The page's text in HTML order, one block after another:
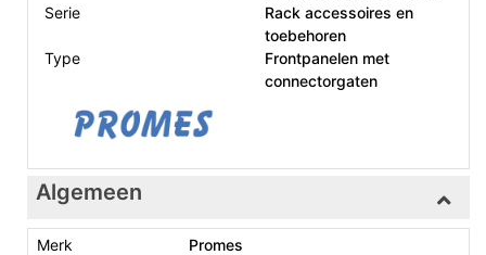
Serie
Rack accessoires en
toebehoren
Type
Frontpanelen met
connectorgaten
Algemeen
Merk
Promes